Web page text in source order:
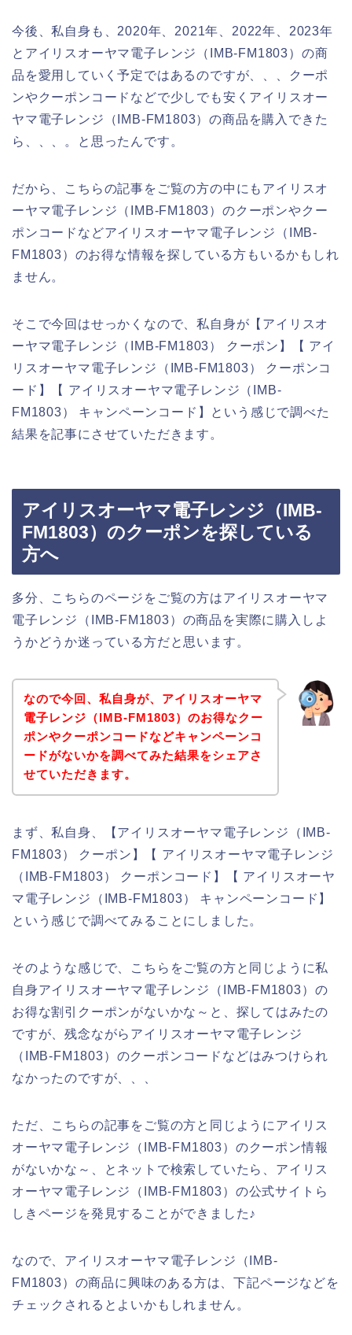
今後、私自身も、2020年、2021年、2022年、2023年
とアイリスオーヤマ電子レンジ（IMB-FM1803）の商
品を愛用していく予定ではあるのですが、、、クーポ
ンやクーポンコードなどで少しでも安くアイリスオー
ヤマ電子レンジ（IMB-FM1803）の商品を購入できた
ら、、、。と思ったんです。
だから、こちらの記事をご覧の方の中にもアイリスオ
ーヤマ電子レンジ（IMB-FM1803）のクーポンやクー
ポンコードなどアイリスオーヤマ電子レンジ（IMB-
FM1803）のお得な情報を探している方もいるかもしれ
ません。
そこで今回はせっかくなので、私自身が【アイリスオ
ーヤマ電子レンジ（IMB-FM1803） クーポン】【 アイ
リスオーヤマ電子レンジ（IMB-FM1803） クーポンコ
ード】【 アイリスオーヤマ電子レンジ（IMB-
FM1803） キャンペーンコード】という感じで調べた
結果を記事にさせていただきます。
アイリスオーヤマ電子レンジ（IMB-
FM1803）のクーポンを探している
方へ
多分、こちらのページをご覧の方はアイリスオーヤマ
電子レンジ（IMB-FM1803）の商品を実際に購入しよ
うかどうか迷っている方だと思います。
なので今回、私自身が、アイリスオーヤマ
電子レンジ（IMB-FM1803）のお得なクー
ポンやクーポンコードなどキャンペーンコ
ードがないかを調べてみた結果をシェアさ
せていただきます。
まず、私自身、【アイリスオーヤマ電子レンジ（IMB-
FM1803） クーポン】【 アイリスオーヤマ電子レンジ
（IMB-FM1803） クーポンコード】【 アイリスオーヤ
マ電子レンジ（IMB-FM1803） キャンペーンコード】
という感じで調べてみることにしました。
そのような感じで、こちらをご覧の方と同じように私
自身アイリスオーヤマ電子レンジ（IMB-FM1803）の
お得な割引クーポンがないかな～と、探してはみたの
ですが、残念ながらアイリスオーヤマ電子レンジ
（IMB-FM1803）のクーポンコードなどはみつけられ
なかったのですが、、、
ただ、こちらの記事をご覧の方と同じようにアイリス
オーヤマ電子レンジ（IMB-FM1803）のクーポン情報
がないかな～、とネットで検索していたら、アイリス
オーヤマ電子レンジ（IMB-FM1803）の公式サイトら
しきページを発見することができました♪
なので、アイリスオーヤマ電子レンジ（IMB-
FM1803）の商品に興味のある方は、下記ページなどを
チェックされるとよいかもしれません。